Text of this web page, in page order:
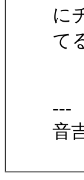
に
て
---
音